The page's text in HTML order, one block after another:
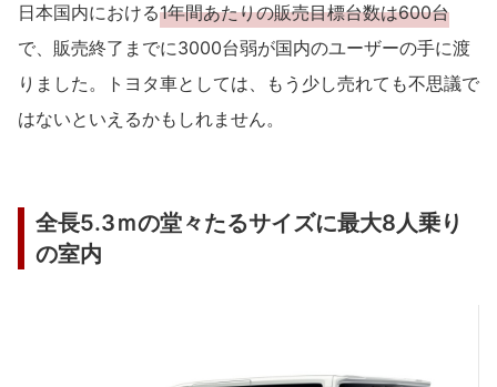
日本国内における1年間あたりの販売目標台数は600台
で、販売終了までに3000台弱が国内のユーザーの手に渡
りました。トヨタ車としては、もう少し売れても不思議で
はないといえるかもしれません。
全長5.3ｍの堂々たるサイズに最大8人乗り
の室内